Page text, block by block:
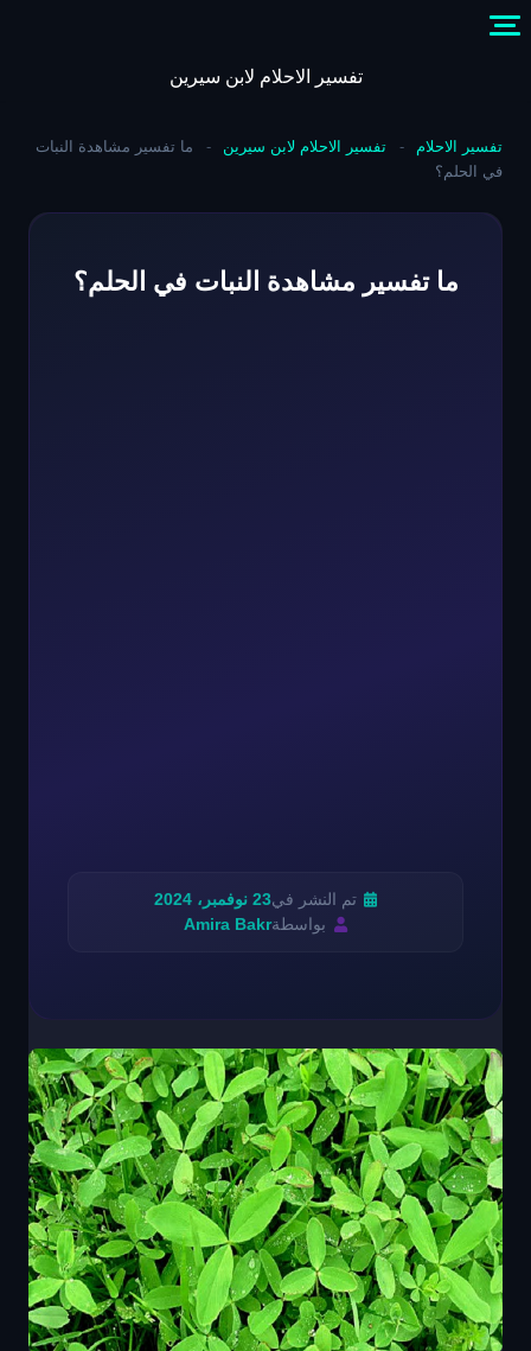
content
تفسير الاحلام لابن سيرين
تفسير الاحلام - تفسير الاحلام لابن سيرين -
ما تفسير مشاهدة النبات
في الحلم؟
ما تفسير مشاهدة النبات في الحلم؟
تم النشر في23 نوفمبر، 2024
بواسطةAmira Bakr